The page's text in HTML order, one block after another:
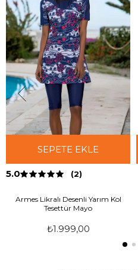
SEPETE EKLE
5.0 (2)
Armes Likralı Desenli Yarım Kol
Tesettür Mayo
₺1.999,00